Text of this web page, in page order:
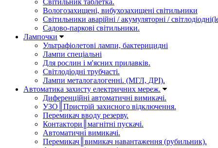
Світильник таблетка.
Вологозахищені, вибухозахищені світильники
Світильники аварійні / акумуляторні /
Садово-паркові світильники.
Лампочки
Ультрафіолетові лампи, бактерицидні
Лампи спеціальні
Для рослин і м'ясних прилавків.
Світлодіодні трубчасті.
Лампи металогалогенні. (МГЛ, ДРІ).
Автоматика захисту електричних мереж.
Диференційні автоматичні вимикачі.
УЗО║Пристрій захисного відключення.
Перемикач вводу резерву.
Контактори║магнітні пускачі.
Автоматичні вимикачі.
Перемикач║вимикач навантаження (рубильник).